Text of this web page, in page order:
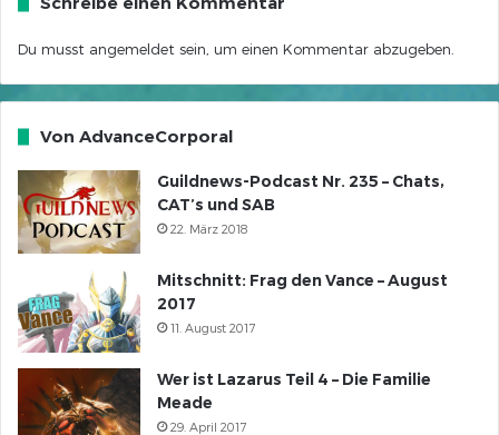
Du musst angemeldet sein, um einen Kommentar abzugeben.
Von AdvanceCorporal
Guildnews-Podcast Nr. 235 – Chats,
CAT’s und SAB
22. März 2018
Mitschnitt: Frag den Vance – August
2017
11. August 2017
Wer ist Lazarus Teil 4 – Die Familie
Meade
29. April 2017